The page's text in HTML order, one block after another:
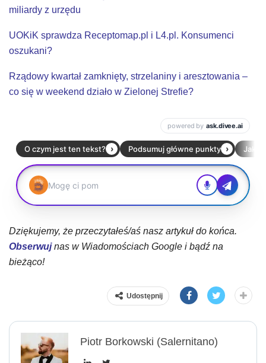
miliardy z urzędu
UOKiK sprawdza Receptomap.pl i L4.pl. Konsumenci
oszukani?
Rządowy kwartał zamknięty, strzelaniny i aresztowania –
co się w weekend działo w Zielonej Strefie?
Dziękujemy, że przeczytałeś/aś nasz artykuł do końca.
Obserwujnas w Wiadomościach Google i bądź na
bieżąco!
Udostępnij
Piotr Borkowski (Salernitano)